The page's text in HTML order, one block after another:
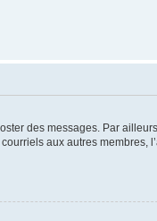
des messages. Par
aux autres membres,